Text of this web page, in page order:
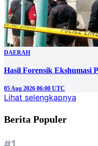
DAERAH
Hasil Forensik Ekshumasi
05 Aug 2026 06:00 UTC
Lihat selengkapnya
Berita Populer